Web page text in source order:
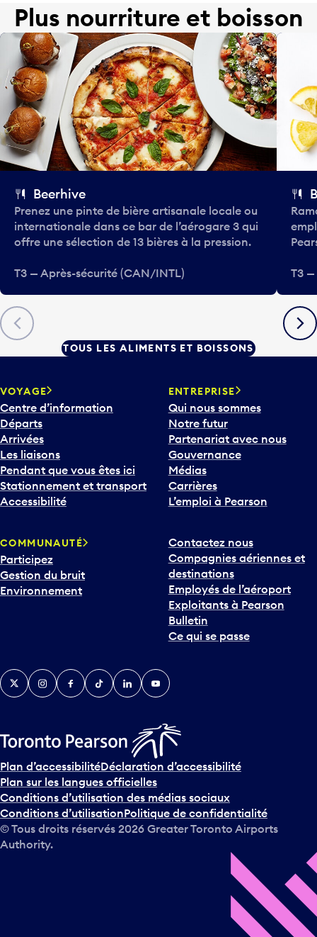
Plus nourriture et boisson
Précédent
Beerhive
Prenez une pinte de bière artisanale locale ou
internationale dans ce bar de l’aérogare 3 qui
offre une sélection de 13 bières à la pression.
T3 — Après-sécurité (CAN/INTL) T3
TOUS LES ALIMENTS ET BOISSONS
VOYAGE
Centre d’information
Départs
Arrivées
Les liaisons
Pendant que vous êtes ici
Stationnement et transport
Accessibilité
ENTREPRISE
Qui nous sommes
Notre futur
Partenariat avec nous
Gouvernance
Médias
Carrières
L’emploi à Pearson
COMMUNAUTÉ
Participez
Gestion du bruit
Environnement
Contactez nous
Compagnies aériennes et
destinations
Employés de l’aéroport
Exploitants à Pearson
Bulletin
Ce qui se passe
TwitterInstagramFacebook
TikTokLinkedInYouTube
Plan d’accessibilitéDéclaration d’accessibilité
Plan sur les langues officielles
Conditions d’utilisation des médias sociaux
Conditions d’utilisationPolitique de confidentialité
© Tous droits réservés 2026 Greater Toronto Airports
Authority.